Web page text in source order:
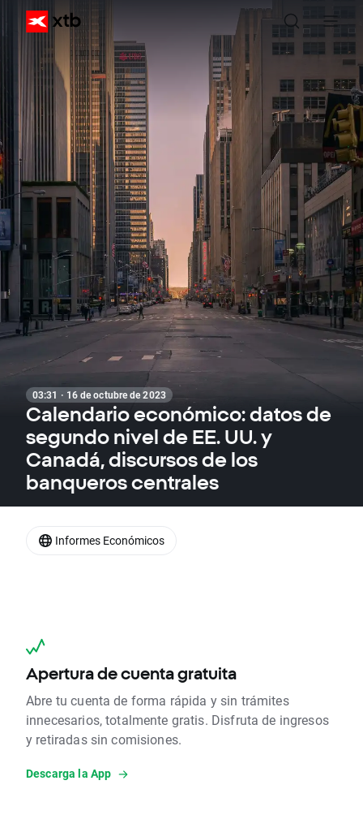
03:31 · 16 de octubre de 2023
Calendario económico: datos de
segundo nivel de EE. UU. y
Canadá, discursos de los
banqueros centrales
Apertura de cuenta gratuita
Abre tu cuenta de forma rápida y sin trámites
innecesarios, totalmente gratis. Disfruta de ingresos
y retiradas sin comisiones.
Descarga la App
Informes Económicos